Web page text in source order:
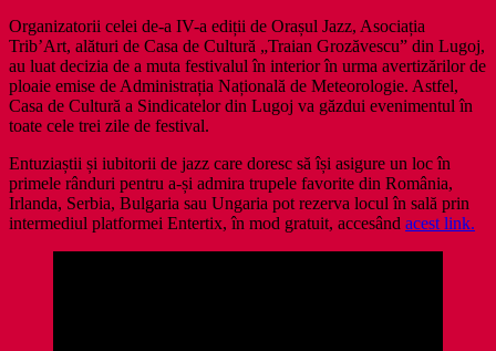
Organizatorii celei de-a IV-a ediții de Orașul Jazz, Asociația
Trib’Art, alături de Casa de Cultură „Traian Grozăvescu” din Lugoj,
au luat decizia de a muta festivalul în interior în urma avertizărilor de
ploaie emise de Administrația Națională de Meteorologie. Astfel,
Casa de Cultură a Sindicatelor din Lugoj va găzdui evenimentul în
toate cele trei zile de festival.
Entuziaștii și iubitorii de jazz care doresc să își asigure un loc în
primele rânduri pentru a-și admira trupele favorite din România,
Irlanda, Serbia, Bulgaria sau Ungaria pot rezerva locul în sală prin
intermediul platformei Entertix, în mod gratuit, accesând acest link.